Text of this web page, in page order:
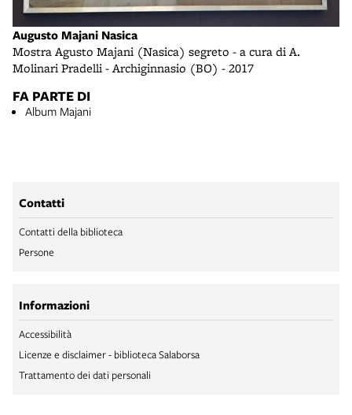
Augusto Majani Nasica
Mostra Agusto Majani (Nasica) segreto - a cura di A.
Molinari Pradelli - Archiginnasio (BO) - 2017
FA PARTE DI
Album Majani
Contatti
Contatti della biblioteca
Persone
Informazioni
Accessibilità
Licenze e disclaimer - biblioteca Salaborsa
Trattamento dei dati personali